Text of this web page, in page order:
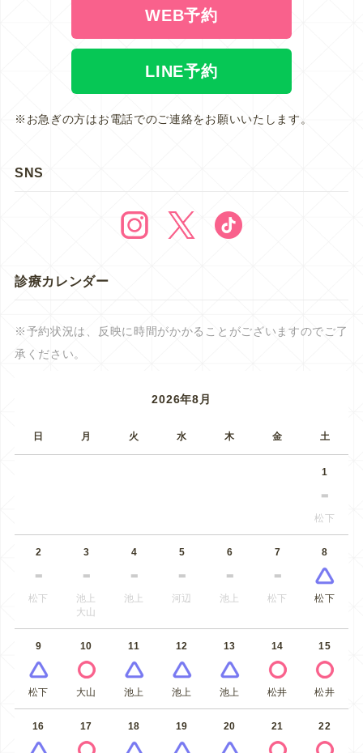
WEB予約
LINE予約
※お急ぎの方はお電話でのご連絡をお願いいたします。
SNS
診療カレンダー
※予約状況は、反映に時間がかかることがございますのでご了
承ください。
2026年8月
日 月 火 水 木 金 土
1
松下
2
松下
3
池上
大山
4
池上
5
河辺
6
池上
7
松下
8
松下
9
松下
10
大山
11
池上
12
池上
13
池上
14
松井
15
松井
16 17 18 19 20 21 22